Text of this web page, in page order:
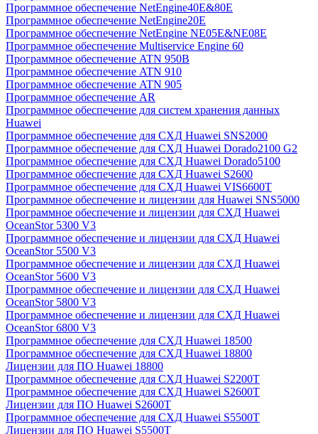
Программное обеспечение NetEngine40E&80E
Программное обеспечение NetEngine20E
Программное обеспечение NetEngine NE05E&NE08E
Программное обеспечение Multiservice Engine 60
Программное обеспечение ATN 950B
Программное обеспечение ATN 910
Программное обеспечение ATN 905
Программное обеспечение AR
Программное обеспечение для систем хранения данных
Huawei
Программное обеспечение для СХД Huawei SNS2000
Программное обеспечение для СХД Huawei Dorado2100 G2
Программное обеспечение для СХД Huawei Dorado5100
Программное обеспечение для СХД Huawei S2600
Программное обеспечение для СХД Huawei VIS6600T
Программное обеспечение и лицензии для Huawei SNS5000
Программное обеспечение и лицензии для СХД Huawei
OceanStor 5300 V3
Программное обеспечение и лицензии для СХД Huawei
OceanStor 5500 V3
Программное обеспечение и лицензии для СХД Huawei
OceanStor 5600 V3
Программное обеспечение и лицензии для СХД Huawei
OceanStor 5800 V3
Программное обеспечение и лицензии для СХД Huawei
OceanStor 6800 V3
Программное обеспечение для СХД Huawei 18500
Программное обеспечение для СХД Huawei 18800
Лицензии для ПО Huawei 18800
Программное обеспечение для СХД Huawei S2200T
Программное обеспечение для СХД Huawei S2600T
Лицензии для ПО Huawei S2600T
Программное обеспечение для СХД Huawei S5500T
Лицензии для ПО Huawei S5500T